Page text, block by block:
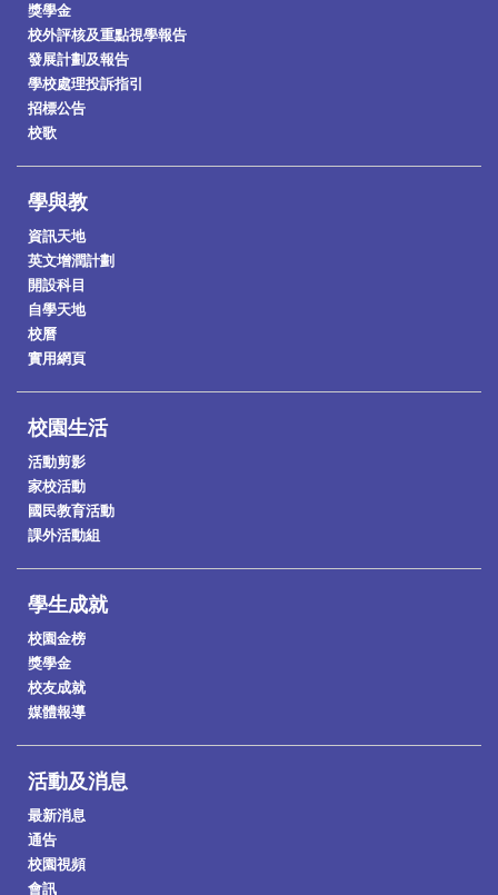
獎學金
校外評核及重點視學報告
發展計劃及報告
學校處理投訴指引
招標公告
校歌
學與教
資訊天地
英文增潤計劃
開設科目
自學天地
校曆
實用網頁
校園生活
活動剪影
家校活動
國民教育活動
課外活動組
學生成就
校園金榜
獎學金
校友成就
媒體報導
活動及消息
最新消息
通告
校園視頻
會訊